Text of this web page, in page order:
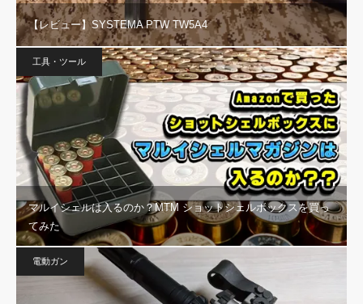
【レビュー】SYSTEMA PTW TW5A4
工具・ツール
マルイシェルは入るのか？MTM ショットシェルボックスを買っ
てみた
電動ガン